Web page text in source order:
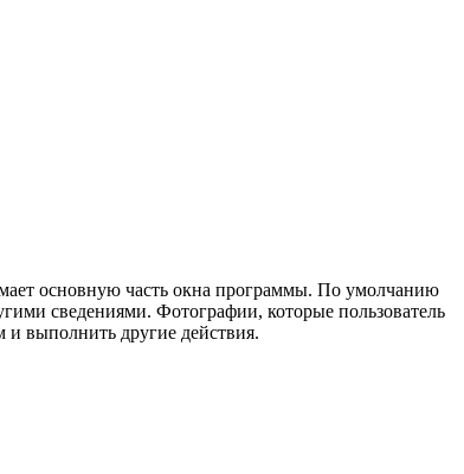
основную часть окна программы. По умолчанию
сведениями. Фотографии, которые пользователь
и выполнить другие действия.